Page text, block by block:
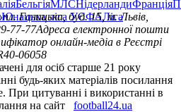
БельгіяМЛСНідерландиФранція
Юнацька ліга УЄФАЛіга
пл. Галицька, буд. 15, м. Львів,
77-77Адреса електронної пошти
онлайн-медіа в Реєстрі
06058
для осіб старше 21 року
будь-яких матеріалів посилання
При цитуванні і використанні в
на сайт
football24.ua